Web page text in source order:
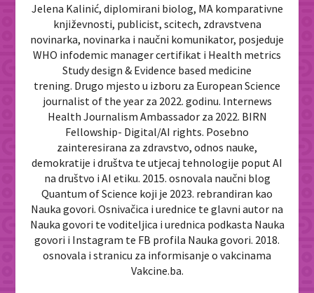
Jelena Kalinić, diplomirani biolog, MA komparativne
književnosti, publicist, scitech, zdravstvena
novinarka, novinarka i naučni komunikator, posjeduje
WHO infodemic manager certifikat i Health metrics
Study design & Evidence based medicine
trening. Drugo mjesto u izboru za European Science
journalist of the year za 2022. godinu. Internews
Health Journalism Ambassador za 2022. BIRN
Fellowship- Digital/AI rights. Posebno
zainteresirana za zdravstvo, odnos nauke,
demokratije i društva te utjecaj tehnologije poput AI
na društvo i AI etiku. 2015. osnovala naučni blog
Quantum of Science koji je 2023. rebrandiran kao
Nauka govori. Osnivačica i urednice te glavni autor na
Nauka govori te voditeljica i urednica podkasta Nauka
govori i Instagram te FB profila Nauka govori. 2018.
osnovala i stranicu za informisanje o vakcinama
Vakcine.ba.